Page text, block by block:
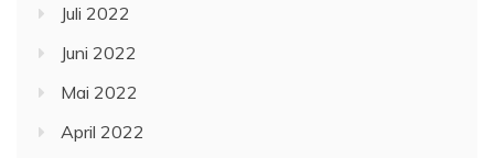
Juli 2022
Juni 2022
Mai 2022
April 2022